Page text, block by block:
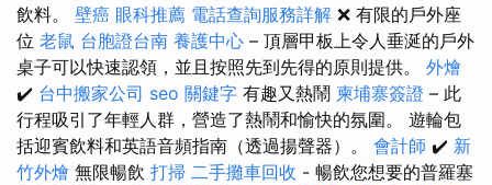
飲料。 壁癌 眼科推薦 電話查詢服務詳解 ❌ 有限的戶外座
位 老鼠 台胞證台南 養護中心 – 頂層甲板上令人垂涎的戶外
桌子可以快速認領，並且按照先到先得的原則提供。 外燴
✔️ 台中搬家公司 seo 關鍵字 有趣又熱鬧 柬埔寨簽證 – 此
行程吸引了年輕人群，營造了熱鬧和愉快的氛圍。 遊輪包
括迎賓飲料和英語音頻指南（透過揚聲器）。 會計師 ✔️ 新
竹外燴 無限暢飲 打掃 二手攤車回收 - 暢飲您想要的普羅塞